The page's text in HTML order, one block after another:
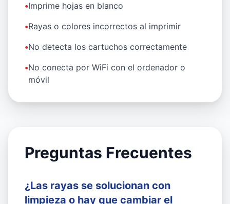
•Imprime hojas en blanco
•Rayas o colores incorrectos al imprimir
•No detecta los cartuchos correctamente
•No conecta por WiFi con el ordenador o
móvil
Preguntas Frecuentes
¿Las rayas se solucionan con
limpieza o hay que cambiar el